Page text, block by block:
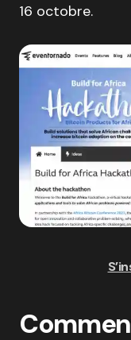
16 octobre.